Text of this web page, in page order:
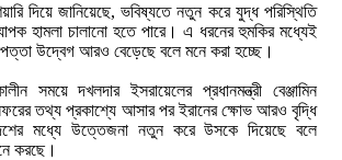
দিয়ে জানিয়েছে, ভবিষ্যতে নতুন করে যুদ্ধ পরিস্থিতি
হামলা চালানো হতে পারে। এ ধরনের হুমকির মধ্যেই
উদ্বেগ আরও বেড়েছে বলে মনে করা হচ্ছে।
সময়ে দখলদার ইসরায়েলের প্রধানমন্ত্রী বেঞ্জামিন
তথ্য প্রকাশ্যে আসার পর ইরানের ক্ষোভ আরও বৃদ্ধি
মধ্যে উত্তেজনা নতুন করে উসকে দিয়েছে বলে
করছে।